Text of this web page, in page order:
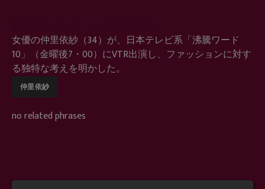
女優の仲里依紗（34）が、日本テレビ系「沸騰ワード
10」（金曜後7・00）にVTR出演し、ファッションに対す
る独特な考えを明かした。
仲里依紗
no related phrases